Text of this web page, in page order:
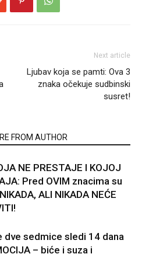
Next article
Ljubav koja se pamti: Ova 3
znaka očekuje sudbinski
susret!
FROM AUTHOR
NE PRESTAJE I KOJOJ
Pred OVIM znacima su
ALI NIKADA NEĆE
dve sedmice sledi 14 dana
– biće i suza i